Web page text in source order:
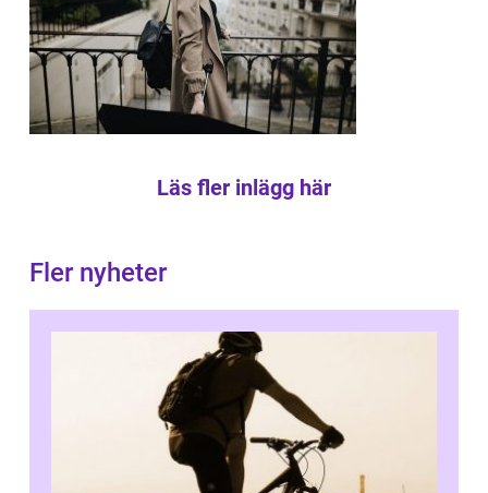
Läs fler inlägg här
Fler nyheter